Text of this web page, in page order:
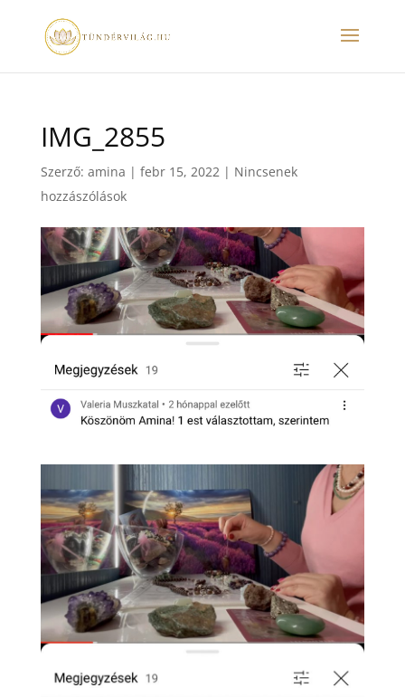
IMG_2855
Szerző: amina | febr 15, 2022| Nincsenek
hozzászólások